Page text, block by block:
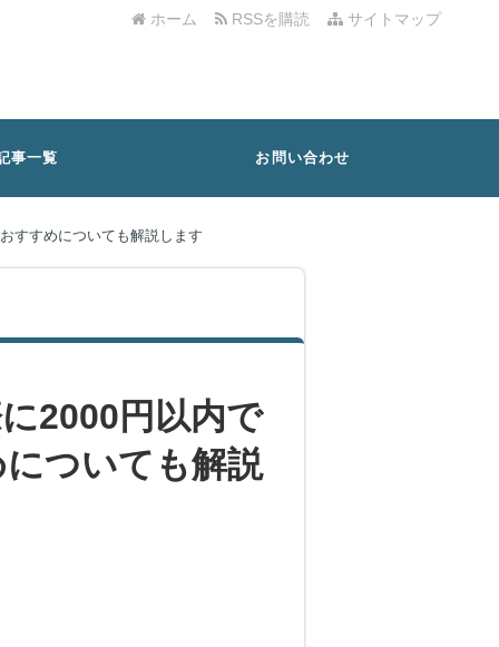
サイトマップ
RSSを購読
ホーム
事一覧 お問い合わせ
すすめについても解説します
2000円以内で
ついても解説